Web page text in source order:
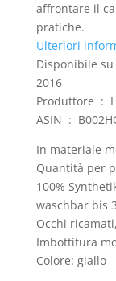
affrontare il
pratiche.
Ulteriori
Disponibile su
2016
ASIN ‏ :
In materiale
Quantità per
100%
waschbar bis
Occhi
Imbottitura
Colore: giallo